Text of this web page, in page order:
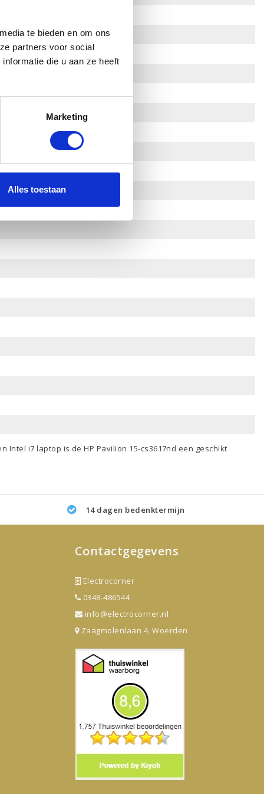
te bieden en om ons
partners voor social
die u aan ze heeft
Marketing
Alles toestaan
Intel i7 laptop is de HP Pavilion 15-cs3617nd een geschikt
14 dagen bedenktermijn
Contactgegevens
Electrocorner
0348-486544
info@electrocorner.nl
Zaagmolenlaan 4, Woerden